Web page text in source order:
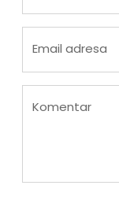
Email adresa
Komentar